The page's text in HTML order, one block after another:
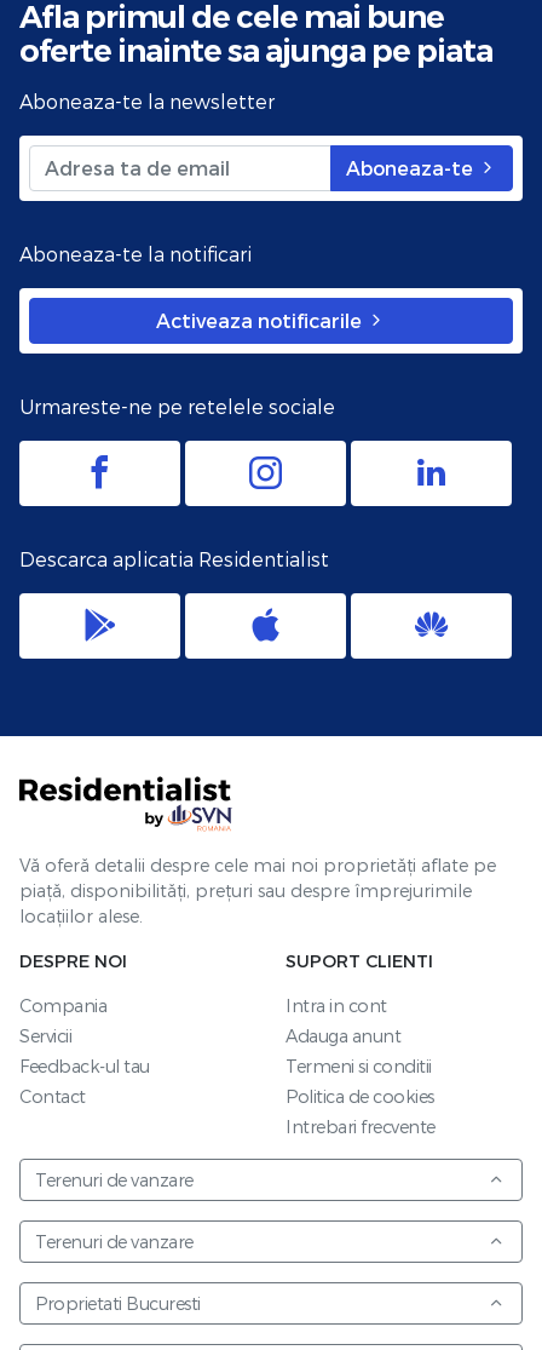
Afla primul de cele mai bune
oferte inainte sa ajunga pe piata
Aboneaza-te la newsletter
Aboneaza-te
Aboneaza-te la notificari
Activeaza notificarile
Urmareste-ne pe retelele sociale
Descarca aplicatia Residentialist
Vă oferă detalii despre cele mai noi proprietăți aflate pe
piață, disponibilități, prețuri sau despre împrejurimile
locațiilor alese.
DESPRE NOI
Compania
Servicii
Feedback-ul tau
Contact
SUPORT CLIENTI
Intra in cont
Adauga anunt
Termeni si conditii
Politica de cookies
Intrebari frecvente
Terenuri de vanzare
Terenuri de vanzare
Proprietati Bucuresti